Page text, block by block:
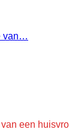
van…
een